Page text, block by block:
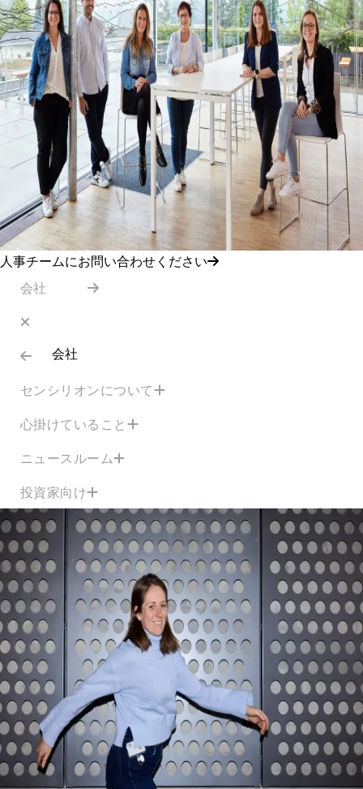
人事チームにお問い合わせください
会社
会社
センシリオンについて
心掛けていること
ニュースルーム
投資家向け